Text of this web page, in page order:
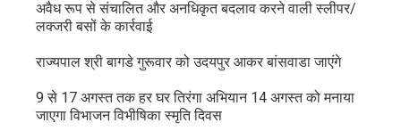
अवैध रूप से संचालित और अनधिकृत बदलाव करने वाली स्लीपर/
लक्जरी बसों के कार्रवाई
राज्यपाल श्री बागडे गुरूवार को उदयपुर आकर बांसवाडा जाएंगे
9 से 17 अगस्त तक हर घर तिरंगा अभियान 14 अगस्त को मनाया
जाएगा विभाजन विभीषिका स्मृति दिवस